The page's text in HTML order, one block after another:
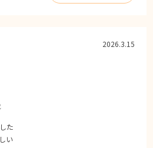
2026.3.15
た
い